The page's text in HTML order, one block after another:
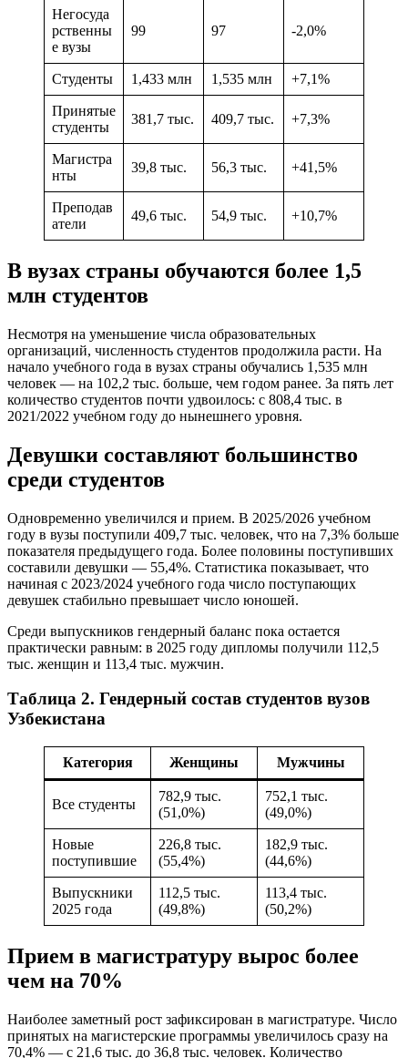
Негосуда
рственны
е вузы
99 97 -2,0%
Студенты 1,433 млн 1,535 млн +7,1%
Принятые
студенты
381,7 тыс. 409,7 тыс. +7,3%
Магистра
нты
39,8 тыс. 56,3 тыс. +41,5%
Преподав
атели
49,6 тыс. 54,9 тыс. +10,7%
В вузах страны обучаются более 1,5
млн студентов
Несмотря на уменьшение числа образовательных
организаций, численность студентов продолжила расти. На
начало учебного года в вузах страны обучались 1,535 млн
человек — на 102,2 тыс. больше, чем годом ранее. За пять лет
количество студентов почти удвоилось: с 808,4 тыс. в
2021/2022 учебном году до нынешнего уровня.
Девушки составляют большинство
среди студентов
Одновременно увеличился и прием. В 2025/2026 учебном
году в вузы поступили 409,7 тыс. человек, что на 7,3% больше
показателя предыдущего года. Более половины поступивших
составили девушки — 55,4%. Статистика показывает, что
начиная с 2023/2024 учебного года число поступающих
девушек стабильно превышает число юношей.
Среди выпускников гендерный баланс пока остается
практически равным: в 2025 году дипломы получили 112,5
тыс. женщин и 113,4 тыс. мужчин.
Таблица 2. Гендерный состав студентов вузов
Узбекистана
Категория Женщины Мужчины
Все студенты
782,9 тыс.
(51,0%)
752,1 тыс.
(49,0%)
Новые
поступившие
226,8 тыс.
(55,4%)
182,9 тыс.
(44,6%)
Выпускники
2025 года
112,5 тыс.
(49,8%)
113,4 тыс.
(50,2%)
Прием в магистратуру вырос более
чем на 70%
Наиболее заметный рост зафиксирован в магистратуре. Число
принятых на магистерские программы увеличилось сразу на
70,4% — с 21,6 тыс. до 36,8 тыс. человек. Количество